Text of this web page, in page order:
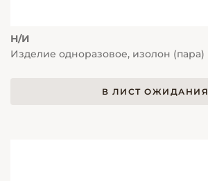
Н/И
Изделие одноразовое, изолон (пара)
В ЛИСТ ОЖИДАНИЯ